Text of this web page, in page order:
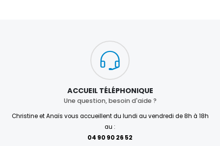
ACCUEIL TÉLÉPHONIQUE
Une question, besoin d'aide ?
Christine et Anaïs vous accueillent du lundi au vendredi de 8h à 18h
au :
04 90 90 26 52